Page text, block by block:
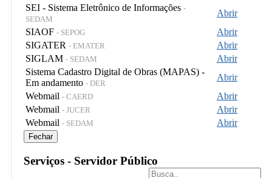
SEI - Sistema Eletrônico de Informações -
SEDAM
Abrir
SIAOF - SEPOG
Abrir
SIGATER - EMATER
Abrir
SIGLAM - SEDAM
Abrir
Sistema Cadastro Digital de Obras (MAPAS) -
Em andamento - DER
Abrir
Webmail - CAERD
Abrir
Webmail - JUCER
Abrir
Webmail - SEDAM Abrir
Fechar
Serviços - Servidor Público